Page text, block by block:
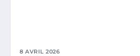
8 AVRIL 2026